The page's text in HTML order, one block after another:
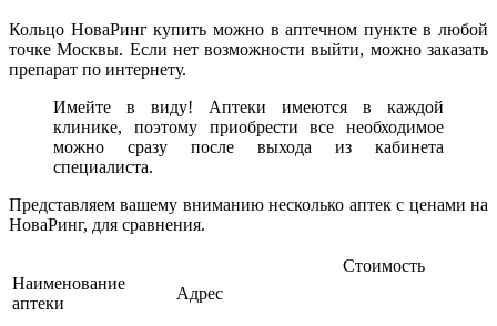
Кольцо НоваРинг купить можно в аптечном пункте в любой
точке Москвы. Если нет возможности выйти, можно заказать
препарат по интернету.
Имейте в виду! Аптеки имеются в каждой
клинике, поэтому приобрести все необходимое
можно сразу после выхода из кабинета
специалиста.
Представляем вашему вниманию несколько аптек с ценами на
НоваРинг, для сравнения.
Наименование
аптеки
Адрес
Стоимость